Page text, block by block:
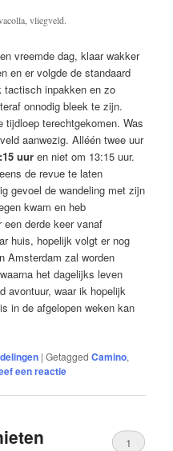
vliegveld.
vreemde dag, klaar wakker
en er volgde de standaard
tactisch inpakken en zo
onnodig bleek te zijn.
tijdloep terechtgekomen. Was
aanwezig. Alléén twee uur
uuren niet om 13:15 uur.
de revue te laten
gevoel de wandeling met zijn
kwam en heb
een derde keer vanaf
huis, hopelijk volgt er nog
Amsterdam zal worden
het dagelijks leven
avontuur, waar ik hopelijk
in de afgelopen weken kan
|Getagged Camino,
een reactie
1